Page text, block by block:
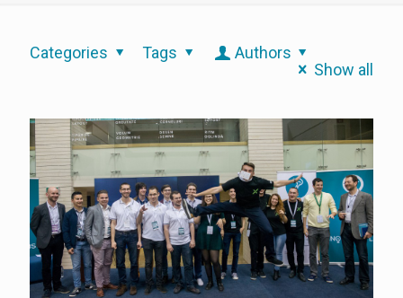
Categories Tags
Authors
Show all